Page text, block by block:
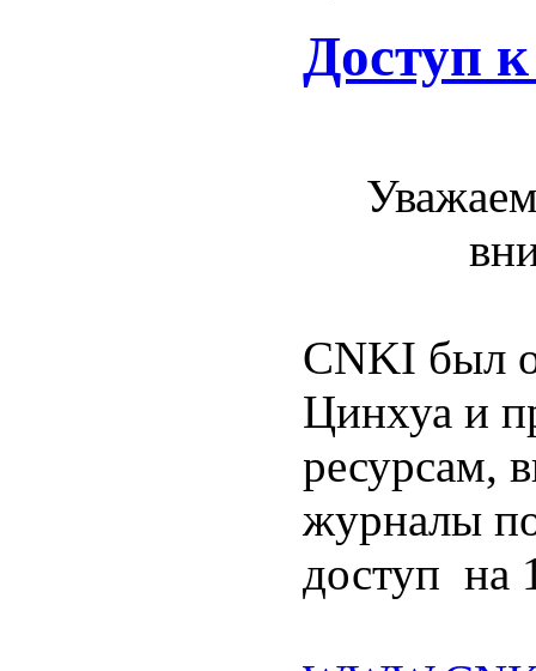
Доступ
CNKI был
Цинхуа и
ресурсам,
журналы
доступ на